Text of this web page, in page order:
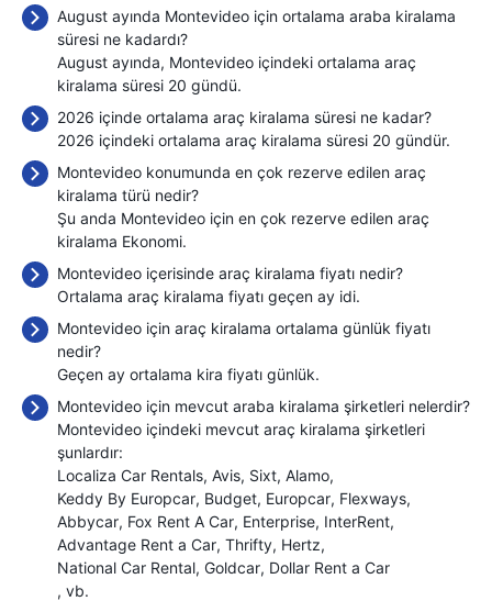
August ayında Montevideo için ortalama araba kiralama
süresi ne kadardı?
August ayında, Montevideo içindeki ortalama araç
kiralama süresi 20 gündü.
2026 içinde ortalama araç kiralama süresi ne kadar?
2026 içindeki ortalama araç kiralama süresi 20 gündür.
Montevideo konumunda en çok rezerve edilen araç
kiralama türü nedir?
Şu anda Montevideo için en çok rezerve edilen araç
kiralama Ekonomi.
Montevideo içerisinde araç kiralama fiyatı nedir?
Ortalama araç kiralama fiyatı geçen ay idi.
Montevideo için araç kiralama ortalama günlük fiyatı
nedir?
Geçen ay ortalama kira fiyatı günlük.
Montevideo için mevcut araba kiralama şirketleri nelerdir?
Montevideo içindeki mevcut araç kiralama şirketleri
şunlardır:
Localiza Car Rentals Avis Sixt Alamo
Keddy By Europcar Budget Europcar Flexways
Abbycar Fox Rent A Car Enterprise InterRent
Advantage Rent a Car Thrifty Hertz
National Car Rental Goldcar Dollar Rent a Car
, vb.